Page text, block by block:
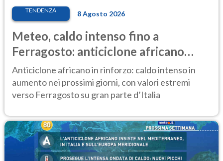
TENDENZA 8 Agosto 2026
Meteo, caldo intenso fino a
Ferragosto: anticiclone africano
ancora protagonista
Anticiclone africano in rinforzo: caldo intenso in
aumento nei prossimi giorni, con valori estremi
verso Ferragosto su gran parte d’Italia